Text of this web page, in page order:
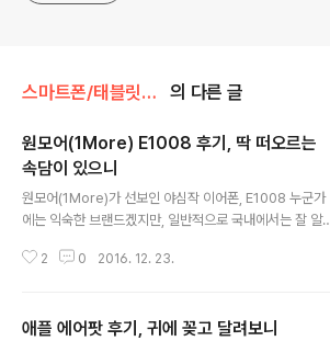
스마트폰/태블릿PC/웨어러블 리뷰/> 스마트폰&태블릿PC 액세서리 의 다른 글
원모어(1More) E1008 후기, 딱 떠오르는
속담이 있으니
원모어(1More)가 선보인 야심작 이어폰, E1008 누군가
에는 익숙한 브랜드겠지만, 일반적으로 국내에서는 잘 알
이어폰이 있다 하여 경험을 해 보았습니다. 사실 샤오미 피
서 이 녀석에 대한 정보를 접한 분들도 계실테지만, 직접 접
2 0 2016. 12. 23.
애플 에어팟 후기, 귀에 꽂고 달려보니